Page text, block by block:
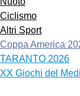
Ciclismo
Altri Sport
Coppa America
TARANTO 2026
XX Giochi del